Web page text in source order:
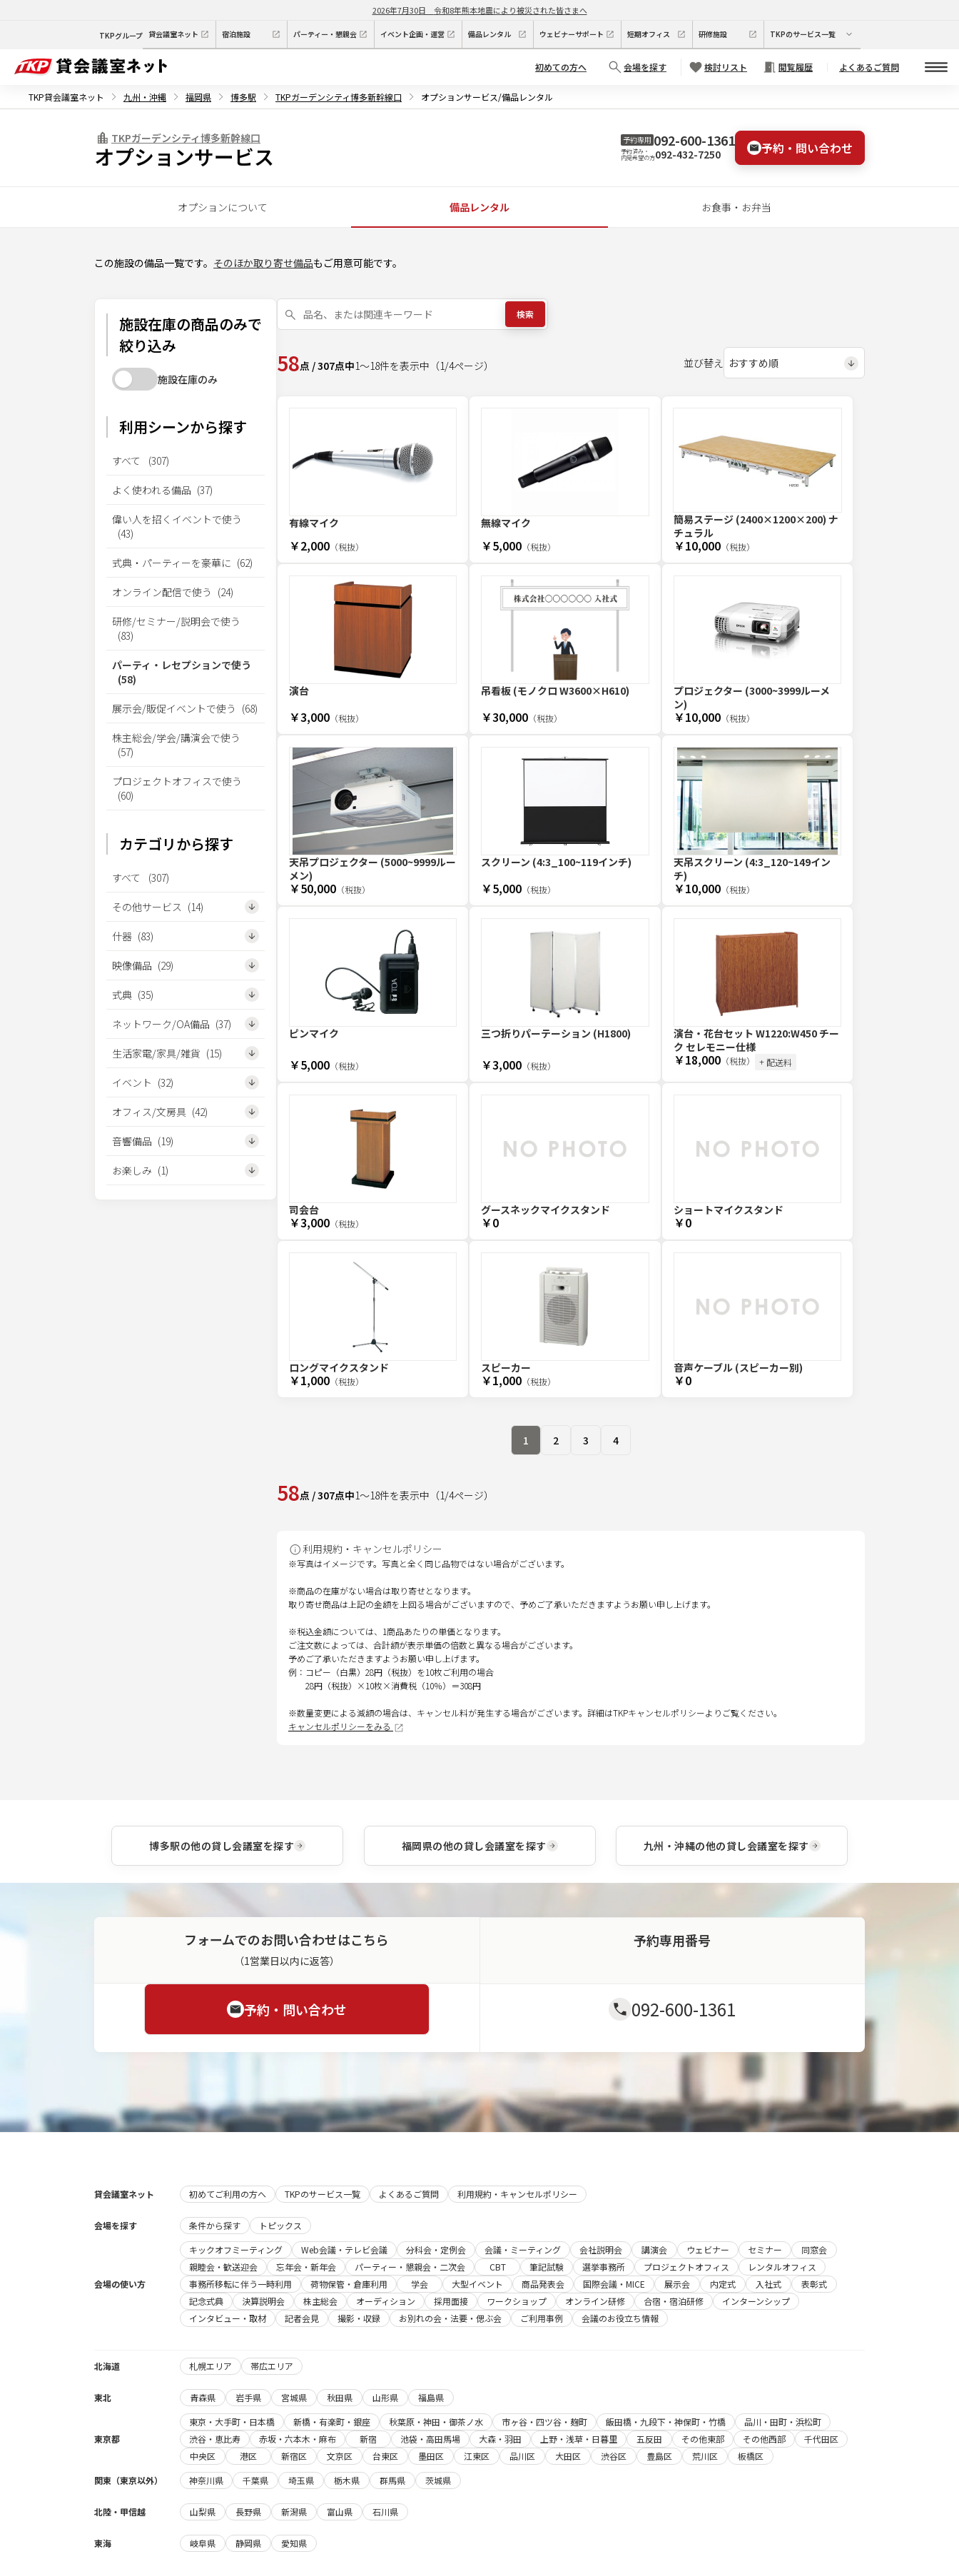
2026年7月30日 令和8年熊本地震により被災された皆さまへ
TKPグループ 貸会議室ネット 宿泊施設 パーティー・懇親会 イベント企画・運営 備品レンタル ウェビナーサポート 短期オフィス 研修施設 TKPのサービス一覧
初めての方へ 会場を探す 検討リスト 閲覧履歴 よくあるご質問
TKP貸会議室ネット 九州・沖縄 福岡県 博多駅 TKPガーデンシティ博多新幹線口 オプションサービス/備品レンタル
TKPガーデンシティ博多新幹線口
オプションサービス
予約専用 092-600-1361
予約済み・
内見希望の方092-432-7250 予約・問い合わせ
オプションについて 備品レンタル お食事・お弁当
この施設の備品一覧です。 そのほか取り寄せ備品もご用意可能です。
施設在庫の商品のみで
絞り込み
施設在庫のみ
利用シーンから探す
すべて (307)
よく使われる備品 (37)
偉い人を招くイベントで使う
(43)
式典・パーティーを豪華に (62)
オンライン配信で使う (24)
研修/セミナー/説明会で使う
(83)
パーティ・レセプションで使う
(58)
展示会/販促イベントで使う (68)
株主総会/学会/講演会で使う
(57)
プロジェクトオフィスで使う
(60)
カテゴリから探す
すべて (307)
その他サービス (14)
什器 (83)
映像備品 (29)
式典 (35)
ネットワーク/OA備品 (37)
生活家電/家具/雑貨 (15)
イベント (32)
オフィス/文房具 (42)
音響備品 (19)
お楽しみ (1)
検索
58点 /307点中1～18件を表示中 （1/4ページ） 並び替え
有線マイク
￥2,000 （税抜）
無線マイク
￥5,000 （税抜）
簡易ステージ (2400×1200×200) ナ
チュラル
￥10,000（税抜）
演台
￥3,000 （税抜）
吊看板 (モノクロ W3600×H610)
￥30,000 （税抜）
プロジェクター (3000~3999ルーメ
ン)
￥10,000（税抜）
天吊プロジェクター (5000~9999ルー
メン)
￥50,000 （税抜）
スクリーン (4:3_100~119インチ)
￥5,000 （税抜）
天吊スクリーン (4:3_120~149イン
チ)
￥10,000（税抜）
ピンマイク
￥5,000 （税抜）
三つ折りパーテーション (H1800)
￥3,000 （税抜）
演台・花台セット W1220:W450 チー
ク セレモニー仕様
￥18,000（税抜） + 配送料
司会台
￥3,000 （税抜）
グースネックマイクスタンド
￥0
ショートマイクスタンド
￥0
ロングマイクスタンド
￥1,000 （税抜）
スピーカー
￥1,000 （税抜）
音声ケーブル (スピーカー別)
￥0
1 2 3 4
58点 /307点中1～18件を表示中 （1/4ページ）
利用規約・キャンセルポリシー
※写真はイメージです。写真と全く同じ品物ではない場合がございます。
※商品の在庫がない場合は取り寄せとなります。
取り寄せ商品は上記の金額を上回る場合がございますので、予めご了承いただきますようお願い申し上げます。
※税込金額については、1商品あたりの単価となります。
ご注文数によっては、合計額が表示単価の倍数と異なる場合がございます。
予めご了承いただきますようお願い申し上げます。
例：コピー（白黒）28円（税抜）を10枚ご利用の場合
28円（税抜）×10枚×消費税（10％）＝308円
※数量変更による減額の場合は、キャンセル料が発生する場合がございます。詳細はTKPキャンセルポリシーよりご覧ください。
キャンセルポリシーをみる
博多駅の他の貸し会議室を探す 福岡県の他の貸し会議室を探す 九州・沖縄の他の貸し会議室を探す
フォームでのお問い合わせはこちら
（1営業日以内に返答）
予約・問い合わせ
予約専用番号
092-600-1361
貸会議室ネット 初めてご利用の方へ TKPのサービス一覧 よくあるご質問 利用規約・キャンセルポリシー
会場を探す 条件から探す トピックス
会場の使い方
キックオフミーティング Web会議・テレビ会議 分科会・定例会 会議・ミーティング 会社説明会 講演会 ウェビナー セミナー
同窓会
親睦会・歓送迎会
忘年会・新年会 パーティー・懇親会・二次会 CBT 筆記試験 選挙事務所 プロジェクトオフィス
レンタルオフィス
事務所移転に伴う一時利用
荷物保管・倉庫利用 学会 大型イベント 商品発表会 国際会議・MICE 展示会 内定式 入社式
表彰式
記念式典
決算説明会 株主総会 オーディション 採用面接 ワークショップ オンライン研修 合宿・宿泊研修
インターンシップ
インタビュー・取材
記者会見 撮影・収録 お別れの会・法要・偲ぶ会 ご利用事例 会議のお役立ち情報
北海道 札幌エリア 帯広エリア
東北 青森県 岩手県 宮城県 秋田県 山形県 福島県
東京都
東京・大手町・日本橋 新橋・有楽町・銀座 秋葉原・神田・御茶ノ水 市ヶ谷・四ツ谷・麹町 飯田橋・九段下・神保町・竹橋
品川・田町・浜松町
渋谷・恵比寿
赤坂・六本木・麻布 新宿 池袋・高田馬場 大森・羽田 上野・浅草・日暮里 五反田 その他東部 その他西部
千代田区
中央区
港区 新宿区 文京区 台東区 墨田区 江東区 品川区 大田区 渋谷区 豊島区 荒川区
板橋区
関東（東京以外）
神奈川県 千葉県 埼玉県 栃木県 群馬県 茨城県
北陸・甲信越 山梨県 長野県 新潟県 富山県 石川県
東海 岐阜県 静岡県 愛知県